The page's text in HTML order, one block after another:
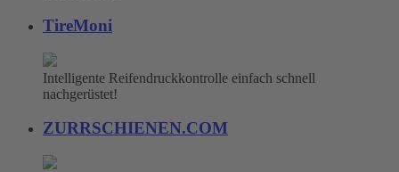
TireMoni
Intelligente Reifendruckkontrolle einfach schnell
nachgerüstet!
ZURRSCHIENEN.COM